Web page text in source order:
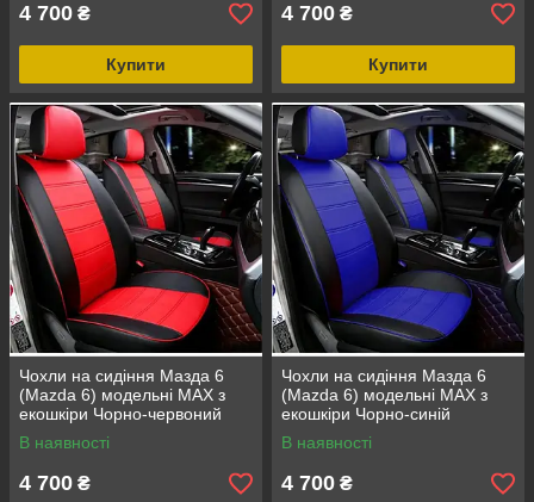
4 700 ₴
Купити
4 700 ₴
Купити
Чохли на сидіння Мазда 6
(Mazda 6) модельні MAX з
екошкіри Чорно-червоний
В наявності
4 700 ₴
Чохли на сидіння Мазда 6
(Mazda 6) модельні MAX з
екошкіри Чорно-синій
В наявності
4 700 ₴